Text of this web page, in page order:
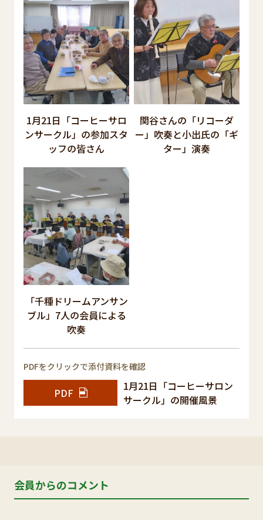
1月21日「コーヒーサロ
ンサークル」の参加スタ
ッフの皆さん
関谷さんの「リコーダ
ー」吹奏と小出氏の「ギ
ター」演奏
「千種ドリームアンサン
ブル」7人の会員による
吹奏
PDFをクリックで添付資料を確認
PDF
1月21日「コーヒーサロン
サークル」の開催風景
会員からのコメント